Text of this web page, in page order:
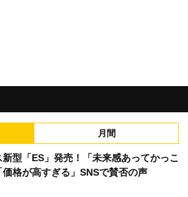
月間
新型「ES」発売！「未来感あってかっこ
価格が高すぎる」SNSで賛否の声